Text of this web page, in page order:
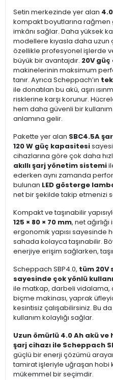
Setin merkezinde yer alan
kompakt boyutlarına rağmen
imkânı sağlar. Daha yüksek
modellere kıyasla daha uzun
özellikle profesyonel işlerde
büyük bir avantajdır. 20V güç
makinelerinin maksimum
tanır. Ayrıca Scheppach’ın
ile donatılan bu akü, aşırı
risklerine karşı korunur.
hem daha güvenli bir
anlamına gelir.
Pakette yer alan SBC4.5A
120 W güç kapasitesi
cihazlarına göre çok daha
akıllı şarj yönetim sistemi
ederken aynı zamanda
bulunan LED gösterge
net bir şekilde takip etmenizi
Kompakt ve taşınabilir
125 × 80 × 70 mm, net
ergonomik yapısı sayesinde
sahada kolayca taşınabilir.
enerjiye erişim sağlarken,
Scheppach SBP4.0, tüm 20V
sayesinde çok yönlü
ile matkap, darbeli vidalama,
biçme makinası, yaprak
kesintisiz çalışabilirsiniz. Bu
kullanım kolaylığı sağlar.
Uzun ömürlü 4.0 Ah akü ve
şarj cihazı ile Scheppach
güçlü bir enerji çözümü
tamirat işleriyle uğraşan hobi
mükemmel bir seçimdir.